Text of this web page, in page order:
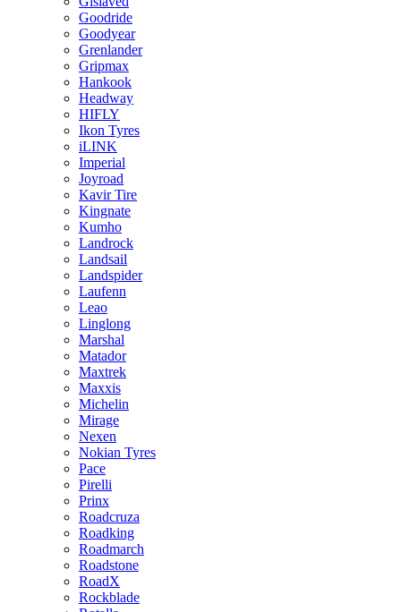
Goodride
Goodyear
Grenlander
Gripmax
Hankook
Headway
HIFLY
Ikon Tyres
iLINK
Imperial
Joyroad
Kavir Tire
Kingnate
Kumho
Landrock
Landsail
Landspider
Laufenn
Leao
Linglong
Marshal
Matador
Maxtrek
Maxxis
Michelin
Mirage
Nexen
Nokian Tyres
Pace
Pirelli
Prinx
Roadcruza
Roadking
Roadmarch
Roadstone
RoadX
Rockblade